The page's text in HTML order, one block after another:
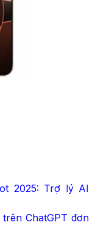
2025: Trợ lý AI
ChatGPT đơn